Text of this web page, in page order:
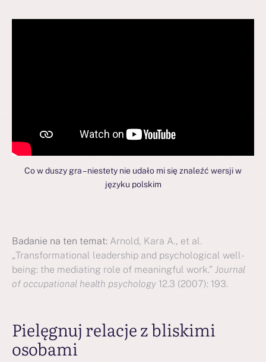
Co w duszy gra – niestety nie udało mi się znaleźć wersji w
języku polskim
Badanie na ten temat: Arnold, Kara A., et al.
„Transformational leadership and psychological well-
being: the mediating role of meaningful work.” Journal
of occupational health psychology 12.3 (2007): 193.
Pielęgnuj relacje z bliskimi
osobami